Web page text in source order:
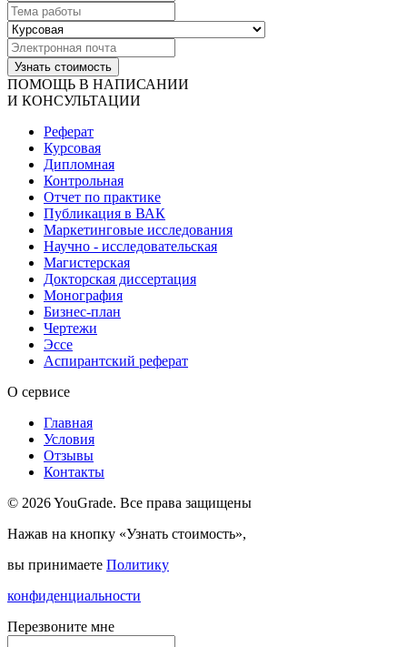
ПОМОЩЬ В НАПИСАНИИ
И КОНСУЛЬТАЦИИ
Реферат
Курсовая
Дипломная
Контрольная
Отчет по практике
Публикация в ВАК
Маркетинговые исследования
Научно - исследовательская
Магистерская
Докторская диссертация
Монография
Бизнес-план
Чертежи
Эссе
Аспирантский реферат
О сервисе
Главная
Условия
Отзывы
Контакты
© 2026 YouGrade. Все права защищены
Нажав на кнопку «Узнать стоимость»,
вы принимаете Политику
конфиденциальности
Перезвоните мне